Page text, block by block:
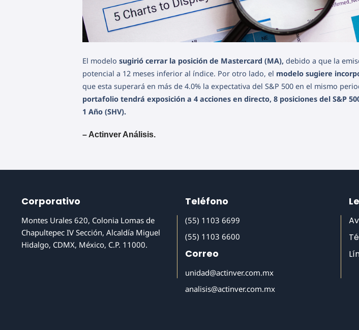
El modelo sugirió cerrar la posición de Mastercard (MA), debido a que la
potencial a 12 meses inferior al índice. Por otro lado, el modelo sugiere
que esta superará en más de 4.0% la expectativa del S&P 500 en el mismo
portafolio tendrá exposición a 4 acciones en directo, 8 posiciones del S&P
1 Año (SHV).
– Actinver Análisis.
Corporativo
Montes Urales 620, Colonia Lomas de
Chapultepec IV Sección, Alcaldía Miguel
Hidalgo, CDMX, México, C.P. 11000.
Teléfono
(55) 1103 6699
(55) 1103 6600
Correo
unidad@actinver.com.mx
analisis@actinver.com.mx